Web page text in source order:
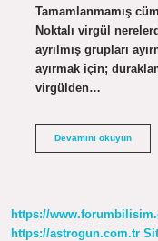
Tamamlanmamış
Noktalı virgül
ayrılmış grupları
ayırmak için;
virgülden…
Devamını okuyun
https://
https://astrogun.com.tr